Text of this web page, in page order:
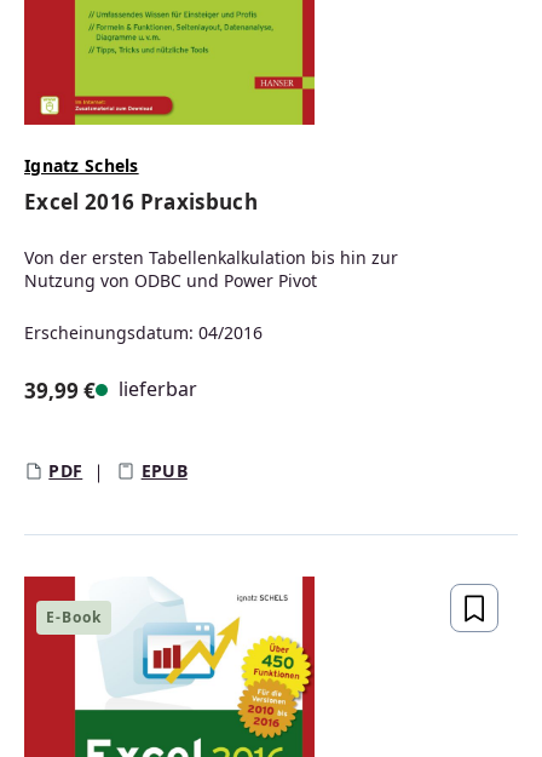
Ignatz Schels
Excel 2016 Praxisbuch
Von der ersten Tabellenkalkulation bis hin zur
Nutzung von ODBC und Power Pivot
Erscheinungsdatum: 04/2016
39,99 € lieferbar
PDF EPUB
E-Book